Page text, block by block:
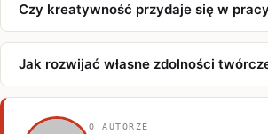
Czy kreatywność przydaje się w
Jak rozwijać własne zdolności
O AUTORZE